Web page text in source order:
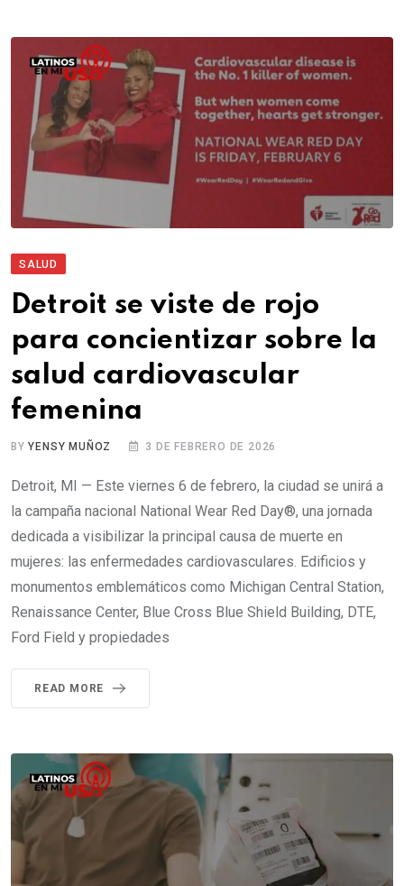
SALUD
Detroit se viste de rojo
para concientizar sobre la
salud cardiovascular
femenina
BYYENSY MUÑOZ 3 DE FEBRERO DE 2026
Detroit, MI — Este viernes 6 de febrero, la ciudad se unirá a
la campaña nacional National Wear Red Day®, una jornada
dedicada a visibilizar la principal causa de muerte en
mujeres: las enfermedades cardiovasculares. Edificios y
monumentos emblemáticos como Michigan Central Station,
Renaissance Center, Blue Cross Blue Shield Building, DTE,
Ford Field y propiedades
READ MORE